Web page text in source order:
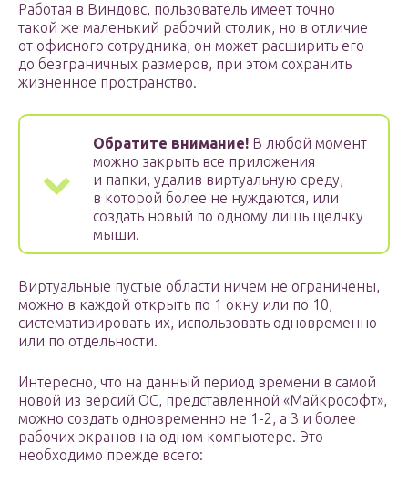
Работая в Виндовс, пользователь имеет точно
такой же маленький рабочий столик, но в отличие
от офисного сотрудника, он может расширить его
до безграничных размеров, при этом сохранить
жизненное пространство.
Обратите внимание! В любой момент
можно закрыть все приложения
и папки, удалив виртуальную среду,
в которой более не нуждаются, или
создать новый по одному лишь щелчку
мыши.
Виртуальные пустые области ничем не ограничены,
можно в каждой открыть по 1 окну или по 10,
систематизировать их, использовать одновременно
или по отдельности.
Интересно, что на данный период времени в самой
новой из версий ОС, представленной «Майкрософт»,
можно создать одновременно не 1-2, а 3 и более
рабочих экранов на одном компьютере. Это
необходимо прежде всего: